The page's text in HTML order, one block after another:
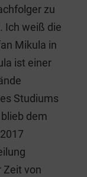
zu
Ich weiß die
Mikula in
ist einer
Studiums
dem
Zeit von